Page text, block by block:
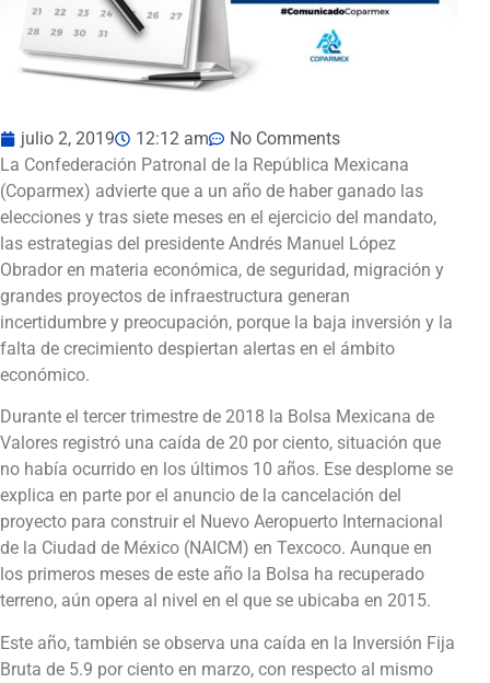
julio 2, 2019 12:12 am
No Comments
La Confederación Patronal de la República Mexicana
(Coparmex) advierte que a un año de haber ganado las
elecciones y tras siete meses en el ejercicio del mandato,
las estrategias del presidente Andrés Manuel López
Obrador en materia económica, de seguridad, migración y
grandes proyectos de infraestructura generan
incertidumbre y preocupación, porque la baja inversión y la
falta de crecimiento despiertan alertas en el ámbito
económico.
Durante el tercer trimestre de 2018 la Bolsa Mexicana de
Valores registró una caída de 20 por ciento, situación que
no había ocurrido en los últimos 10 años. Ese desplome se
explica en parte por el anuncio de la cancelación del
proyecto para construir el Nuevo Aeropuerto Internacional
de la Ciudad de México (NAICM) en Texcoco. Aunque en
los primeros meses de este año la Bolsa ha recuperado
terreno, aún opera al nivel en el que se ubicaba en 2015.
Este año, también se observa una caída en la Inversión Fija
Bruta de 5.9 por ciento en marzo, con respecto al mismo